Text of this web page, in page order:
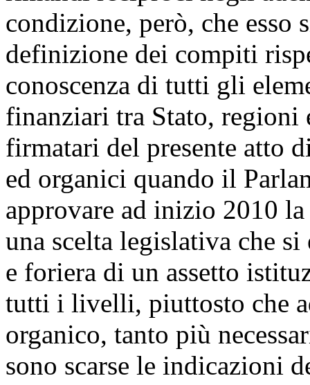
condizione, però, che esso
definizione dei compiti
conoscenza di tutti gli
finanziari tra Stato,
firmatari del presente atto
ed organici quando il
approvare ad inizio 2010
una scelta legislativa che
e foriera di un assetto
tutti i livelli, piuttosto che
organico, tanto più
sono scarse le indicazioni